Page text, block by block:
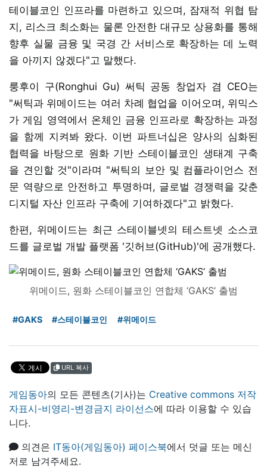
테이블코인 인프라를 마련하고 있으며, 잠재적 위협 탐
지, 리스크 최소화는 물론 안전한 대규모 상용화를 통해
향후 실물 금융 및 국경 간 서비스로 확장하는 데 노력
을 아끼지 않겠다"고 말했다.
룽후이 구(Ronghui Gu) 써틱 공동 창업자 겸 CEO는
"써틱과 위메이드는 여러 차례 협업을 이어오며, 위믹스
가 게임 영역에서 온체인 금융 인프라로 확장하는 과정
을 함께 지켜봐 왔다. 이번 파트너십은 양사의 심화된
협력을 바탕으로 원화 기반 스테이블코인 생태계 구축
을 견인할 것"이라며 "써틱의 보안 및 컴플라이언스 전
문 역량으로 안전하고 투명하며, 글로벌 경쟁력을 갖춘
디지털 자산 인프라 구축에 기여하겠다"고 밝혔다.
한편, 위메이드는 최근 스테이블넷의 테스트넷 소스코
드를 글로벌 개발 플랫폼 '깃허브(GitHub)'에 공개했다.
위메이드, 원화 스테이블코인 연합체 ‘GAKS’ 출범
#GAKS #스테이블코인 #위메이드
URL 복사
게임동아의 모든 콘텐츠(기사)는 Creative commons 저작
자표시-비영리-변경금지 라이선스에 따라 이용할 수 있습
니다.
의견은 IT동아(게임동아) 페이스북에서 덧글 또는 메신
저로 남겨주세요.